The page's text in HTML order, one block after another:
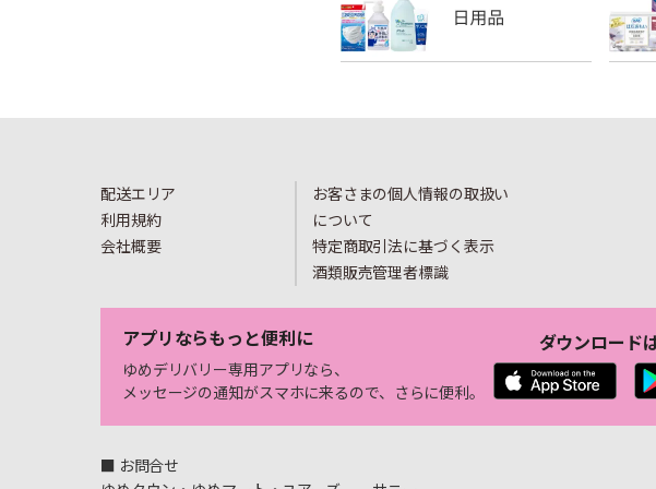
配送エリア
利用規約
会社概要
お客さまの個人情報の取扱い
について
特定商取引法に基づく表示
酒類販売管理者標識
アプリならもっと便利に
ゆめデリバリー専用アプリなら、
メッセージの通知がスマホに来るので、さらに便利。
ダウンロード
■ お問合せ